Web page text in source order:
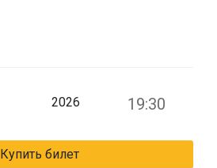
2026 19:30
Купить билет